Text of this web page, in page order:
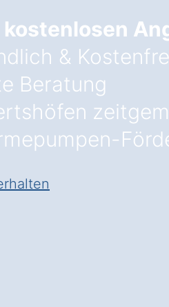
kostenlosen
&
Beratung